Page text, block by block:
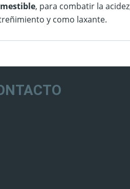
, para combatir la
y como laxante.